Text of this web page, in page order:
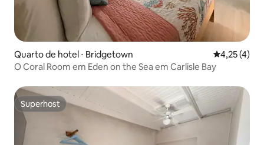
Quarto de hotel ⋅ Bridgetown 4,25 de
4,25 (4)
O Coral Room em Eden on the Sea em Carlisle Bay
Superhost
Superhost